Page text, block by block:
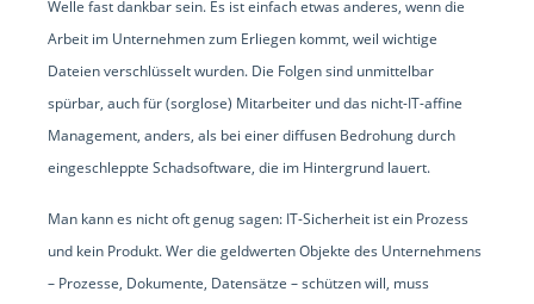
Welle fast dankbar sein. Es ist einfach etwas anderes, wenn die
Arbeit im Unternehmen zum Erliegen kommt, weil wichtige
Dateien verschlüsselt wurden. Die Folgen sind unmittelbar
spürbar, auch für (sorglose) Mitarbeiter und das nicht-IT-affine
Management, anders, als bei einer diffusen Bedrohung durch
eingeschleppte Schadsoftware, die im Hintergrund lauert.
Man kann es nicht oft genug sagen: IT-Sicherheit ist ein Prozess
und kein Produkt. Wer die geldwerten Objekte des Unternehmens
– Prozesse, Dokumente, Datensätze – schützen will, muss